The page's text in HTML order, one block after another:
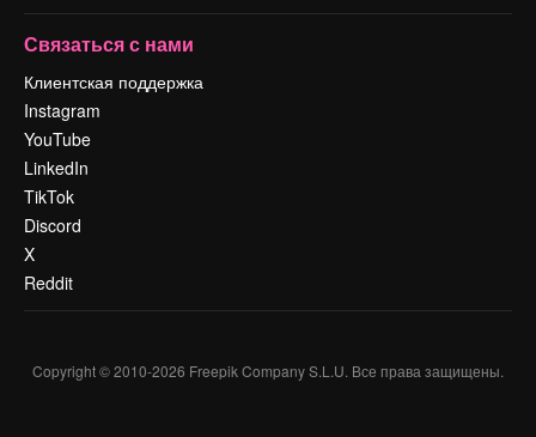
Связаться с нами
Клиентская поддержка
Instagram
YouTube
LinkedIn
TikTok
Discord
X
Reddit
Copyright © 2010-2026 Freepik Company S.L.U. Все права защищены.